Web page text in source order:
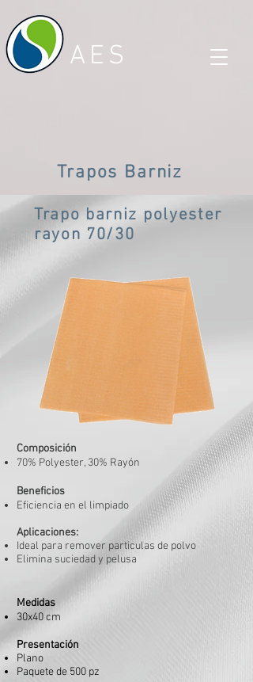
AES
Trapos Barniz
Trapo barniz polyester
rayon 70/30
Composición
70% Polyester, 30% Rayón
Beneficios
Eficiencia en el limpiado
Aplicaciones:
Ideal para remover particulas de polvo
Elimina suciedad y pelusa
Medidas
30x40 cm
Presentación
Plano
Paquete de 500 pz